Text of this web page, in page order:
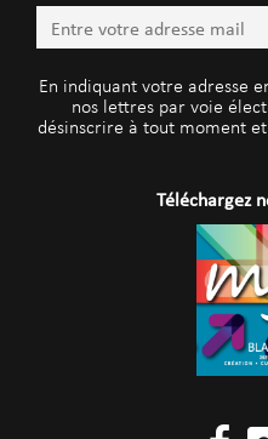
En indiquant votre adresse
nos lettres par voie
désinscrire à tout moment
Téléchargez